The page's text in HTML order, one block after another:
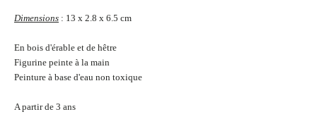
Dimensions : 13 x 2.8 x 6.5 cm
En bois d'érable et de hêtre
Figurine peinte à la main
Peinture à base d'eau non toxique
A partir de 3 ans